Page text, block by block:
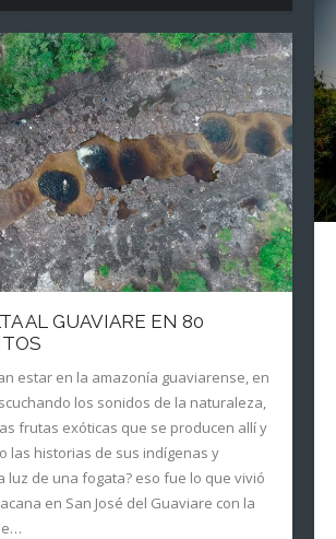
AL GUAVIARE EN 80
estar en la amazonía guaviarense, en
los sonidos de la naturaleza,
frutas exóticas que se producen allí y
las historias de sus indígenas y
luz de una fogata? eso fue lo que vivió
en San José del Guaviare con la